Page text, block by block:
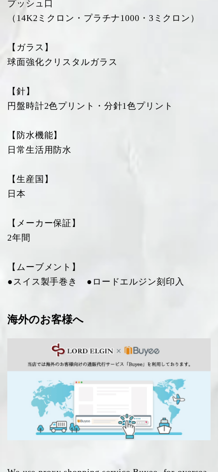
プッシュ口
（14K2ミクロン・プラチナ1000・3ミクロン）
【ガラス】
球面強化クリスタルガラス
【針】
円盤時計2色プリント・分針1色プリント
【防水機能】
日常生活用防水
【生産国】
日本
【メーカー保証】
2年間
【ムーブメント】
●スイス製手巻き ●ロードエルジン刻印入
海外のお客様へ